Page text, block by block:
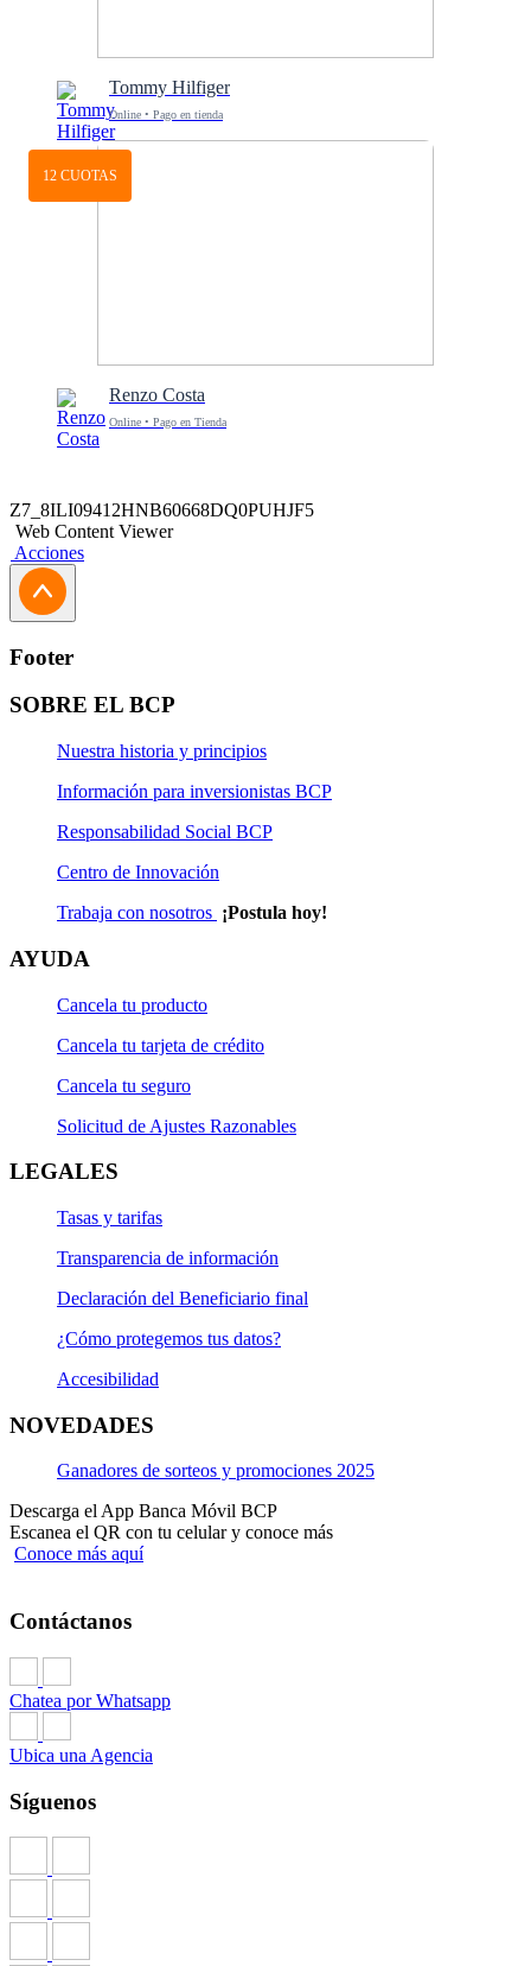
Tommy Hilfiger
Online • Pago en tienda
12 CUOTAS
Renzo Costa
Online • Pago en Tienda
Z7_8ILI09412HNB60668DQ0PUHJF5
Web Content Viewer
Acciones
Footer
SOBRE EL BCP
Nuestra historia y principios
Información para inversionistas BCP
Responsabilidad Social BCP
Centro de Innovación
Trabaja con nosotros ¡Postula hoy!
AYUDA
Cancela tu producto
Cancela tu tarjeta de crédito
Cancela tu seguro
Solicitud de Ajustes Razonables
LEGALES
Tasas y tarifas
Transparencia de información
Declaración del Beneficiario final
¿Cómo protegemos tus datos?
Accesibilidad
NOVEDADES
Ganadores de sorteos y promociones 2025
Descarga el App Banca Móvil BCP
Escanea el QR con tu celular y conoce más
Conoce más aquí
Contáctanos
Chatea por Whatsapp
Ubica una Agencia
Síguenos